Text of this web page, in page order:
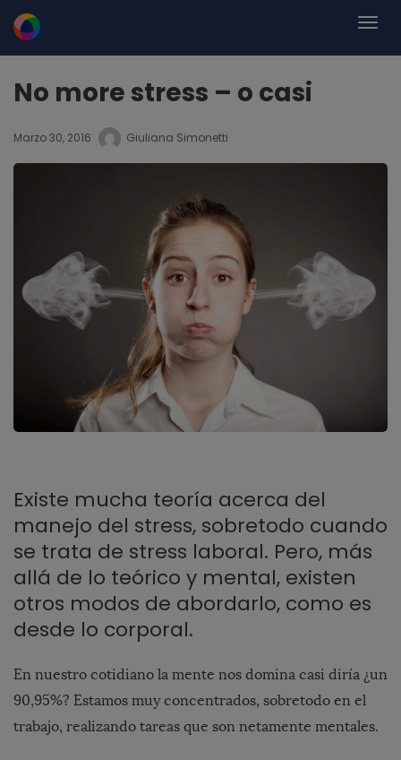
No more stress – o casi
Marzo 30, 2016 Giuliana Simonetti
Existe mucha teoría acerca del
manejo del stress, sobretodo cuando
se trata de stress laboral. Pero, más
allá de lo teórico y mental, existen
otros modos de abordarlo, como es
desde lo corporal.
En nuestro cotidiano la mente nos domina casi diría ¿un
90,95%? Estamos muy concentrados, sobretodo en el
trabajo, realizando tareas que son netamente mentales.